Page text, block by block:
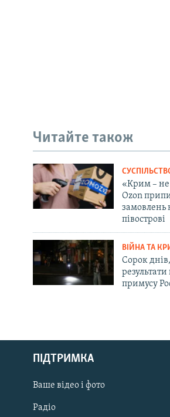
Русский
Qırımtatar
ДОЛУЧАЙСЯ!
Читайте також
«Крим – не
Ozon
замовлень
півострові
ВІЙНА ТА
Сорок
результати
примусу
ПІДТРИМКА
Ваше відео і фото
Радіо